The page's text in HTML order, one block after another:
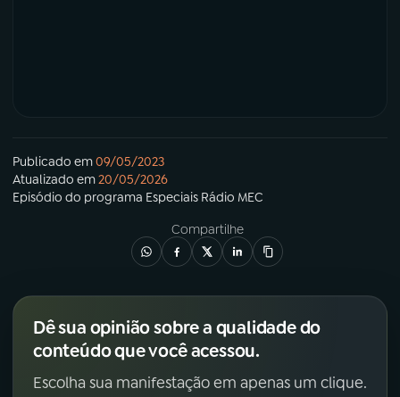
Publicado em09/05/2023
Atualizado em20/05/2026
Episódio do programa Especiais Rádio MEC
Compartilhe
Dê sua opinião sobre a qualidade do
conteúdo que você acessou.
Escolha sua manifestação em apenas um clique.